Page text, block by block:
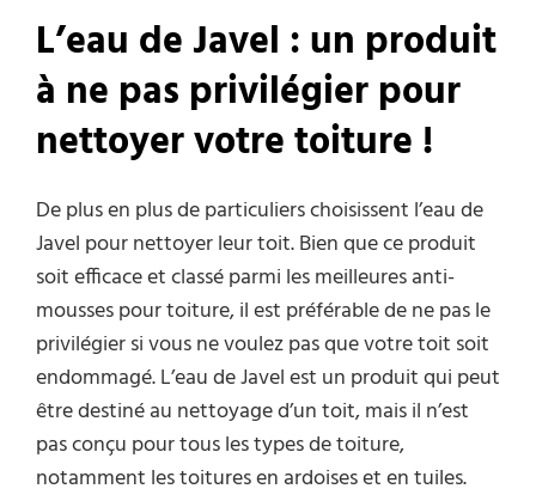
L’eau de Javel : un produit
à ne pas privilégier pour
nettoyer votre toiture !
De plus en plus de particuliers choisissent l’eau de
Javel pour nettoyer leur toit. Bien que ce produit
soit efficace et classé parmi les meilleures anti-
mousses pour toiture, il est préférable de ne pas le
privilégier si vous ne voulez pas que votre toit soit
endommagé. L’eau de Javel est un produit qui peut
être destiné au nettoyage d’un toit, mais il n’est
pas conçu pour tous les types de toiture,
notamment les toitures en ardoises et en tuiles.